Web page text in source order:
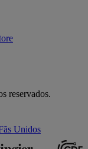
reservados.
Unidos